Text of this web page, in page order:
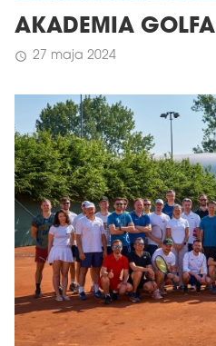
AKADEMIA GOLFA
schedule 27 maja 2024